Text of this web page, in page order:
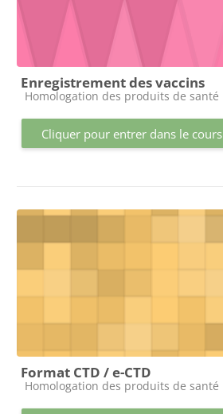
Enregistrement des vaccins
Catégorie de cours
Homologation des produits de santé
Cliquer pour entrer dans le cours
Format CTD / e-CTD
Catégorie de cours
Homologation des produits de santé